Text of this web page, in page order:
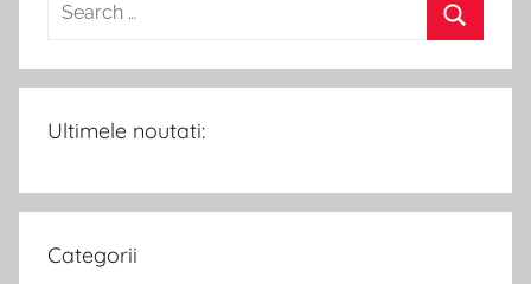
Ultimele noutati:
Categorii